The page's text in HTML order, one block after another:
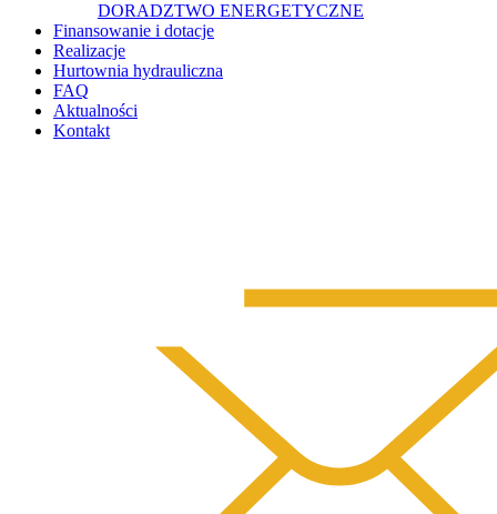
DORADZTWO ENERGETYCZNE
Finansowanie i dotacje
Realizacje
Hurtownia hydrauliczna
FAQ
Aktualności
Kontakt